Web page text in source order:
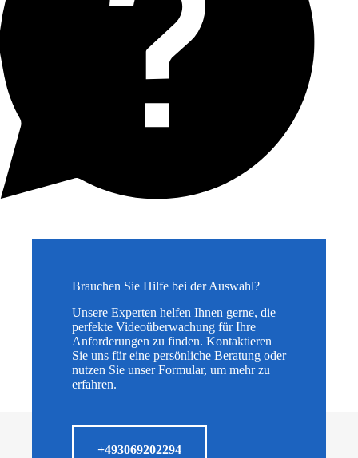
Brauchen Sie Hilfe bei der Auswahl?
Unsere Experten helfen Ihnen gerne, die
perfekte Videoüberwachung für Ihre
Anforderungen zu finden. Kontaktieren
Sie uns für eine persönliche Beratung oder
nutzen Sie unser Formular, um mehr zu
erfahren.
+493069202294